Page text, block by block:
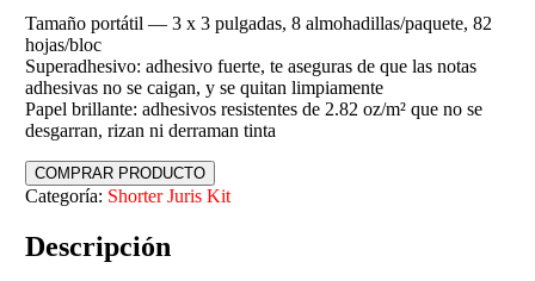
Tamaño portátil — 3 x 3 pulgadas, 8 almohadillas/paquete, 82
hojas/bloc
Superadhesivo: adhesivo fuerte, te aseguras de que las notas
adhesivas no se caigan, y se quitan limpiamente
Papel brillante: adhesivos resistentes de 2.82 oz/m² que no se
desgarran, rizan ni derraman tinta
COMPRAR PRODUCTO
Categoría: Shorter Juris Kit
Descripción